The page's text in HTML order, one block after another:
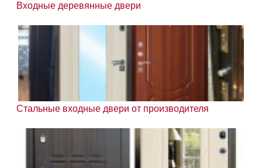
Входные деревянные двери
Стальные входные двери от производителя